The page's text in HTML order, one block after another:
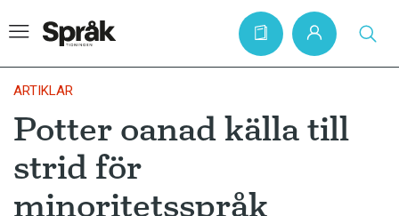
Hem
Artiklar
Krönikor
ARTIKLAR
Potter oanad källa till
strid för
minoritetsspråk